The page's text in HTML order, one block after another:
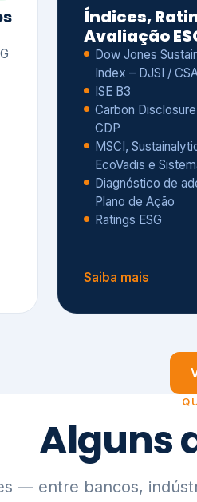
Índices,
Avaliação
Dow Jones
Index – DJSI /
ISE B3
Carbon
CDP
MSCI,
EcoVadis e
Diagnóstico de
Plano de Ação
Ratings ESG
Saiba mais
Alguns
— entre bancos,